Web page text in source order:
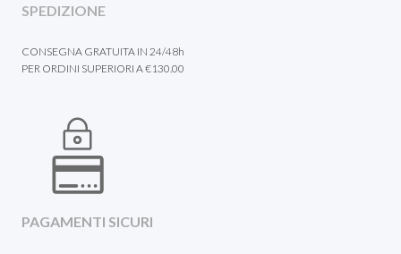
SPEDIZIONE
CONSEGNA GRATUITA IN 24/48h
PER ORDINI SUPERIORI A €130.00
PAGAMENTI SICURI